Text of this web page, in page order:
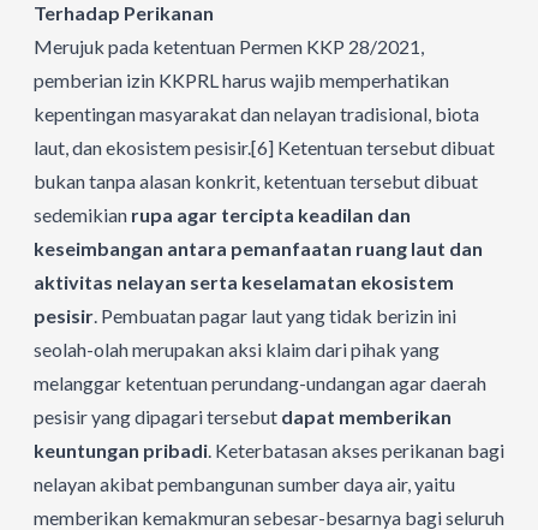
Terhadap Perikanan
Merujuk pada ketentuan Permen KKP 28/2021,
pemberian izin KKPRL harus wajib memperhatikan
kepentingan masyarakat dan nelayan tradisional, biota
laut, dan ekosistem pesisir.[6] Ketentuan tersebut dibuat
bukan tanpa alasan konkrit, ketentuan tersebut dibuat
sedemikian rupa agar tercipta keadilan dan
keseimbangan antara pemanfaatan ruang laut dan
aktivitas nelayan serta keselamatan ekosistem
pesisir. Pembuatan pagar laut yang tidak berizin ini
seolah-olah merupakan aksi klaim dari pihak yang
melanggar ketentuan perundang-undangan agar daerah
pesisir yang dipagari tersebut dapat memberikan
keuntungan pribadi. Keterbatasan akses perikanan bagi
nelayan akibat pembangunan sumber daya air, yaitu
memberikan kemakmuran sebesar-besarnya bagi seluruh